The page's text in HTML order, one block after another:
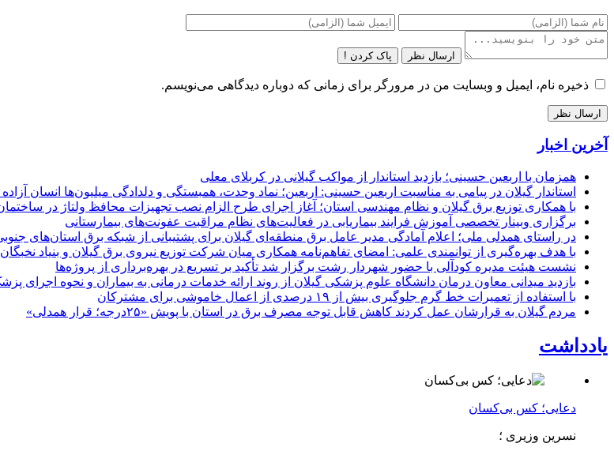
ارسال نظر پاک کردن !
ذخیره نام، ایمیل و وبسایت من در مرورگر برای زمانی که دوباره دیدگاهی می‌نویسم.
آخرین اخبار
همزمان با اربعین حسینی؛ بازدید استاندار از مواکب گیلانی در کربلای معلی
استاندار گیلان در پیامی به مناسبت اربعین حسینی: اربعین؛ نماد وحدت، همبستگی و دلدادگی میلیون‌ها انسان
با همکاری توزیع برق گیلان و نظام مهندسی استان؛ آغاز اجرای طرح الزام نصب تجهیزات محافظ ولتاژ در
برگزاری وبینار تخصصی آموزش فرایند بیماریابی در فعالیت‌های نظام مراقبت عفونت‌های بیمارستانی
در راستای همدلی ملی؛ اعلام آمادگی مدیر عامل برق منطقه‌ای گیلان برای پشتیبانی از شبكه برق استان‌های
با هدف بهره‌گیری از توانمندی علمی: امضای تفاهم‌نامه همكاری میان شركت توزیع نیروی برق گیلان و بنیاد
نشست هیئت مدیره کودآلی با حضور شهردار رشت برگزار شد تأکید بر تسریع در بهره‌برداری از پروژه‌ها
بازدید میدانی معاون درمان دانشگاه علوم پزشکی گیلان از روند ارائه خدمات درمانی به بیماران و نحوه اجرای
با استفاده از تعمیرات خط گرم جلوگیری بیش از ۱۹ درصدی از اعمال خاموشی برای مشتركان
مردم گیلان به قرارشان عمل کردند كاهش قابل توجه مصرف برق در استان با پویش «۲۵درجه؛ قرار همدلی»
یادداشت
دعایی؛ کس بی‌کسان
نسرین وزیری ؛